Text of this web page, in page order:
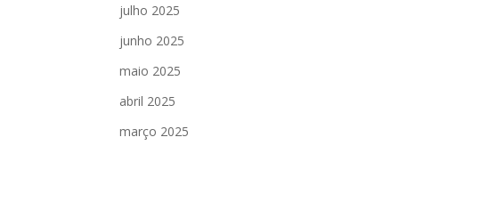
julho 2025
junho 2025
maio 2025
abril 2025
março 2025